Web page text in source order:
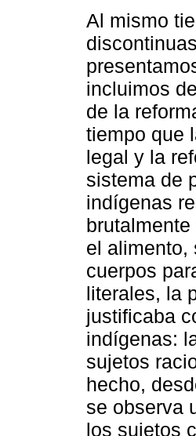
Al mismo
incluimos
de la
tiempo que
legal y la
sistema de
indígenas
el alimento,
cuerpos
literales, la
justificaba
indígenas:
sujetos
hecho,
se observa
los sujetos